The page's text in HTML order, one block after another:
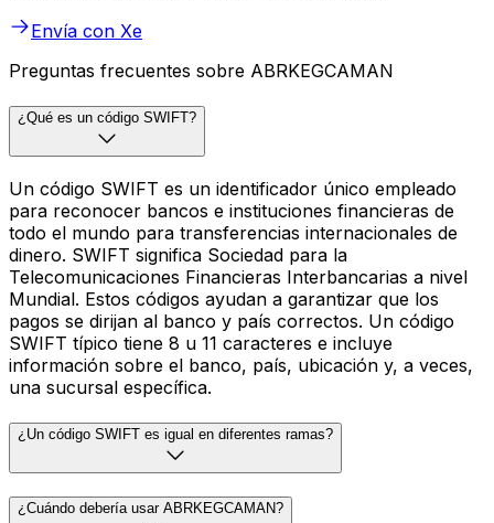
Envía con Xe
Preguntas frecuentes sobre ABRKEGCAMAN
¿Qué es un código SWIFT?
Un código SWIFT es un identificador único empleado
para reconocer bancos e instituciones financieras de
todo el mundo para transferencias internacionales de
dinero. SWIFT significa Sociedad para la
Telecomunicaciones Financieras Interbancarias a nivel
Mundial. Estos códigos ayudan a garantizar que los
pagos se dirijan al banco y país correctos. Un código
SWIFT típico tiene 8 u 11 caracteres e incluye
información sobre el banco, país, ubicación y, a veces,
una sucursal específica.
¿Un código SWIFT es igual en diferentes ramas?
¿Cuándo debería usar ABRKEGCAMAN?